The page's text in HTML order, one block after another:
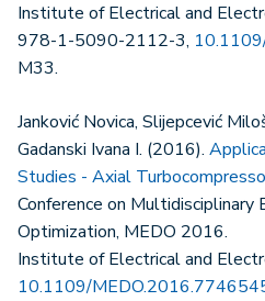
Institute of Electrical and
978-1-5090-2112-3,
M33.
Janković Novica, Slijepcević
Gadanski Ivana I. (2016).
Studies - Axial
Conference on Multidisciplinary
Optimization, MEDO 2016.
Institute of Electrical and
10.1109/